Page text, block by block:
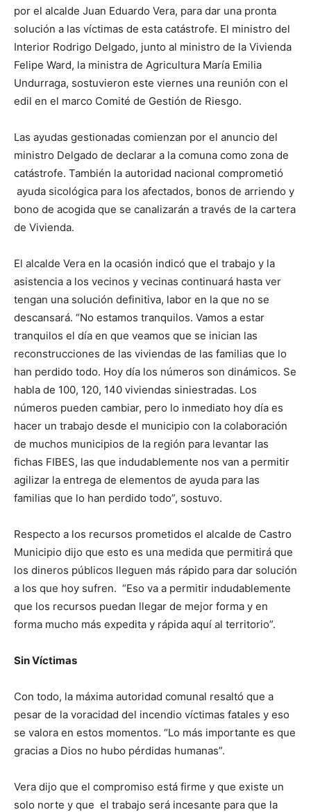
por el alcalde Juan Eduardo Vera, para dar una pronta
solución a las víctimas de esta catástrofe. El ministro del
Interior Rodrigo Delgado, junto al ministro de la Vivienda
Felipe Ward, la ministra de Agricultura María Emilia
Undurraga, sostuvieron este viernes una reunión con el
edil en el marco Comité de Gestión de Riesgo.
Las ayudas gestionadas comienzan por el anuncio del
ministro Delgado de declarar a la comuna como zona de
catástrofe. También la autoridad nacional comprometió
ayuda sicológica para los afectados, bonos de arriendo y
bono de acogida que se canalizarán a través de la cartera
de Vivienda.
El alcalde Vera en la ocasión indicó que el trabajo y la
asistencia a los vecinos y vecinas continuará hasta ver
tengan una solución definitiva, labor en la que no se
descansará. “No estamos tranquilos. Vamos a estar
tranquilos el día en que veamos que se inician las
reconstrucciones de las viviendas de las familias que lo
han perdido todo. Hoy día los números son dinámicos. Se
habla de 100, 120, 140 viviendas siniestradas. Los
números pueden cambiar, pero lo inmediato hoy día es
hacer un trabajo desde el municipio con la colaboración
de muchos municipios de la región para levantar las
fichas FIBES, las que indudablemente nos van a permitir
agilizar la entrega de elementos de ayuda para las
familias que lo han perdido todo”, sostuvo.
Respecto a los recursos prometidos el alcalde de Castro
Municipio dijo que esto es una medida que permitirá que
los dineros públicos lleguen más rápido para dar solución
a los que hoy sufren. “Eso va a permitir indudablemente
que los recursos puedan llegar de mejor forma y en
forma mucho más expedita y rápida aquí al territorio”.
Sin Víctimas
Con todo, la máxima autoridad comunal resaltó que a
pesar de la voracidad del incendio víctimas fatales y eso
se valora en estos momentos. “Lo más importante es que
gracias a Dios no hubo pérdidas humanas”.
Vera dijo que el compromiso está firme y que existe un
solo norte y que el trabajo será incesante para que la